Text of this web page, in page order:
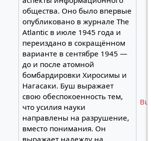
общества. Оно было впервые
опубликовано в журнале The
Atlantic в июле 1945 года и
переиздано в сокращённом
варианте в сентябре 1945 —
до и после атомной
бомбардировки Хиросимы и
Нагасаки. Буш выражает
свою обеспокоенность тем,
что усилия науки
направлены на разрушение,
вместо понимания. Он